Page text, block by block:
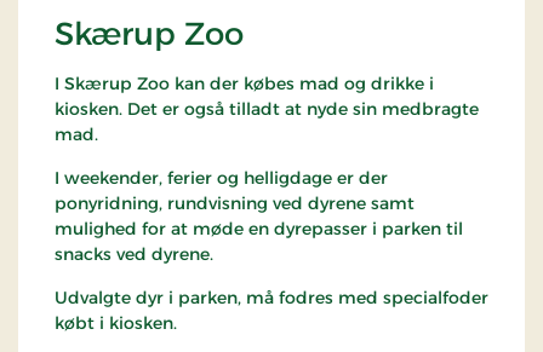
Skærup Zoo
I Skærup Zoo kan der købes mad og drikke i
kiosken. Det er også tilladt at nyde sin medbragte
mad.
I weekender, ferier og helligdage er der
ponyridning, rundvisning ved dyrene samt
mulighed for at møde en dyrepasser i parken til
snacks ved dyrene.
Udvalgte dyr i parken, må fodres med specialfoder
købt i kiosken.